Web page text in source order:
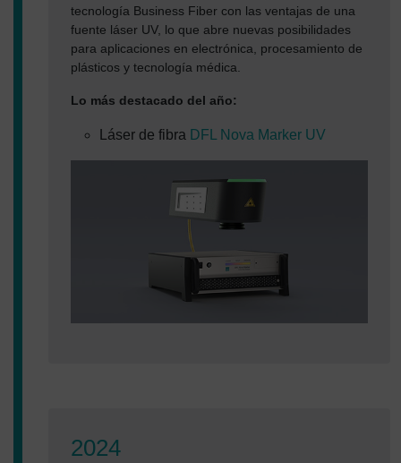
tecnología Business Fiber con las ventajas de una
fuente láser UV, lo que abre nuevas posibilidades
para aplicaciones en electrónica, procesamiento de
plásticos y tecnología médica.
Lo más destacado del año:
Láser de fibra DFL Nova Marker UV
2024